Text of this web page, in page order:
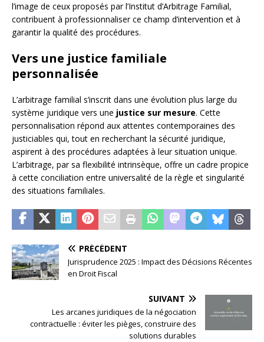
l’image de ceux proposés par l’Institut d’Arbitrage Familial,
contribuent à professionnaliser ce champ d’intervention et à
garantir la qualité des procédures.
Vers une justice familiale
personnalisée
L’arbitrage familial s’inscrit dans une évolution plus large du
système juridique vers une justice sur mesure. Cette
personnalisation répond aux attentes contemporaines des
justiciables qui, tout en recherchant la sécurité juridique,
aspirent à des procédures adaptées à leur situation unique.
L’arbitrage, par sa flexibilité intrinsèque, offre un cadre propice
à cette conciliation entre universalité de la règle et singularité
des situations familiales.
PRÉCÉDENT
Jurisprudence 2025 : Impact des Décisions Récentes
en Droit Fiscal
SUIVANT
Les arcanes juridiques de la négociation
contractuelle : éviter les pièges, construire des
solutions durables